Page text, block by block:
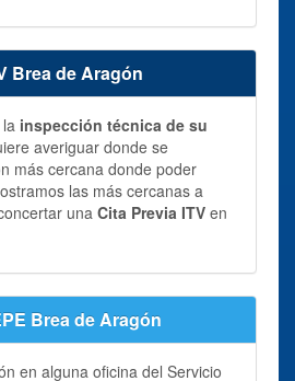
Brea de Aragón
inspección técnica de su
averiguar donde se
más cercana donde poder
las más cercanas a
una Cita Previa ITV en
Brea de Aragón
en alguna oficina del Servicio